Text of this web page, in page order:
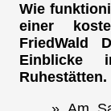
Wie
einer
FriedWald
Einblicke
Ruhestätten.